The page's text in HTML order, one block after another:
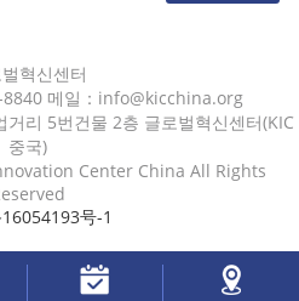
혁신센터
메일：info@kicchina.org
리 5번건물 2층 글로벌혁신센터(KIC
중국)
Center China All Rights
号-1